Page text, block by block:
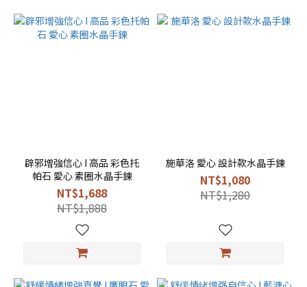
辟邪增強信心 I 高品 彩色托
帕石 愛心 素圈水晶手鍊
NT$1,688
NT$1,888
施華洛 愛心 設計款水晶手鍊
NT$1,080
NT$1,280